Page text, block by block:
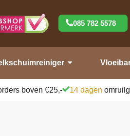
085 782 5578
boven €25,- 14 dagen